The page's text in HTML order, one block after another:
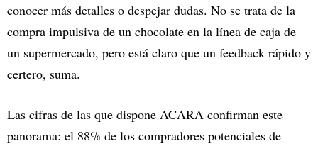
conocer más detalles o despejar dudas. No se trata de la
compra impulsiva de un chocolate en la línea de caja de
un supermercado, pero está claro que un feedback rápido y
certero, suma.
Las cifras de las que dispone ACARA confirman este
panorama: el 88% de los compradores potenciales de